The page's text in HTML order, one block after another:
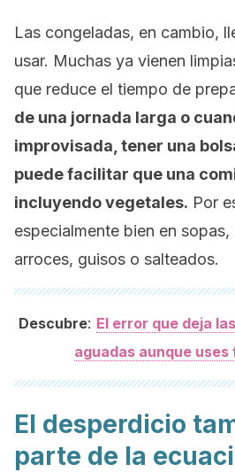
Las congeladas, en cambio,
usar. Muchas ya vienen
que reduce el tiempo de
de una jornada larga o
improvisada, tener una
puede facilitar que una
incluyendo vegetales. Por
especialmente bien en
arroces, guisos o salteados.
Descubre: El error que deja
aguadas aunque
El desperdicio
parte de la